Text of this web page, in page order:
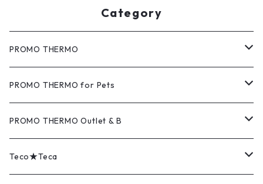
Category
PROMO THERMO
MAT（マット）
COVER（カバー）
PAD（パッド）
PROMO THERMO for Pets
MAT（マット）
COVER（カバー）
PROMO THERMO Outlet & B
Outlet（アウトレット品）
Teco★Teca